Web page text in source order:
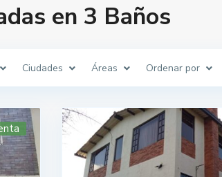
en 3 Baños
Ciudades Áreas Ordenar por